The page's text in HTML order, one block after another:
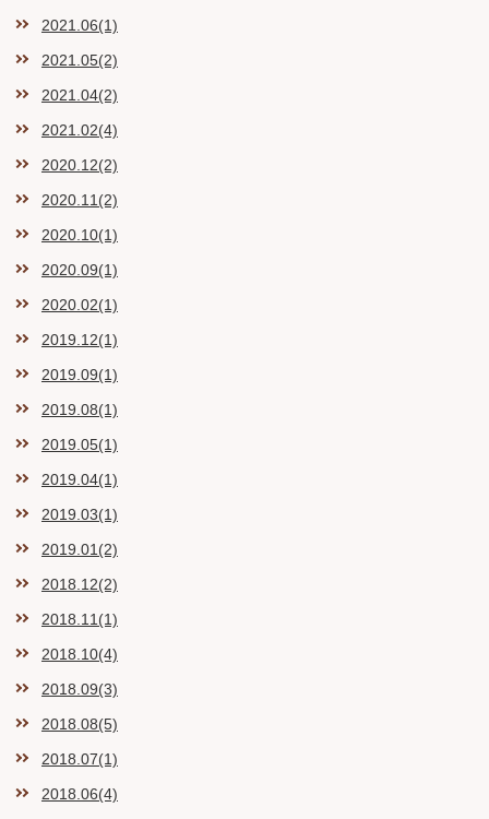
2021.06(1)
2021.05(2)
2021.04(2)
2021.02(4)
2020.12(2)
2020.11(2)
2020.10(1)
2020.09(1)
2020.02(1)
2019.12(1)
2019.09(1)
2019.08(1)
2019.05(1)
2019.04(1)
2019.03(1)
2019.01(2)
2018.12(2)
2018.11(1)
2018.10(4)
2018.09(3)
2018.08(5)
2018.07(1)
2018.06(4)